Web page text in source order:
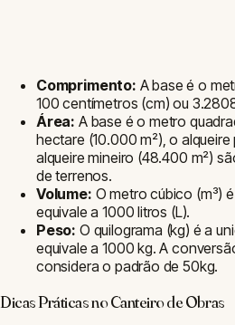
Comprimento: A base é o
100 centímetros (cm) ou
Área: A base é o metro
hectare (10.000 m²), o
alqueire mineiro (48.400 m²)
de terrenos.
Volume: O metro cúbico (m³)
equivale a 1000 litros (L).
Peso: O quilograma (kg) é a
equivale a 1000 kg. A
considera o padrão de 50kg.
Dicas Práticas no Canteiro de Obras